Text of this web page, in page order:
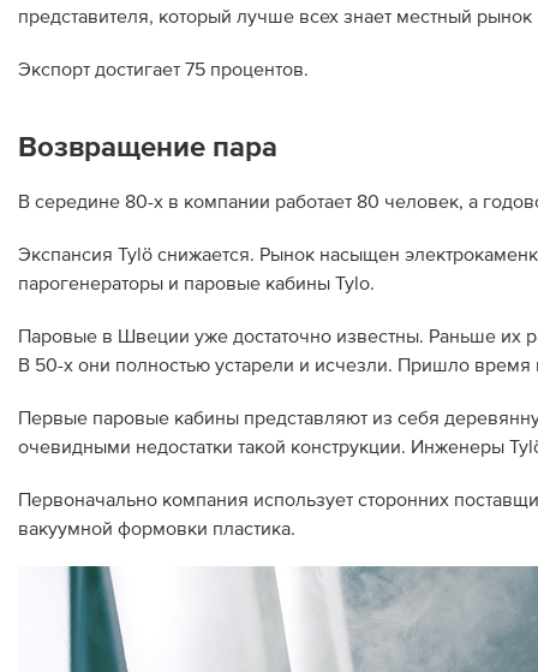
представителя, который лучше всех знает местный рынок
Экспорт достигает 75 процентов.
Возвращение пара
В середине 80-х в компании работает 80 человек, а
Экспансия Tylö снижается. Рынок насыщен
парогенераторы и паровые кабины Tylo.
Паровые в Швеции уже достаточно известны. Раньше их
В 50-х они полностью устарели и исчезли. Пришло время
Первые паровые кабины представляют из себя
очевидными недостатки такой конструкции. Инженеры
Первоначально компания использует сторонних
вакуумной формовки пластика.